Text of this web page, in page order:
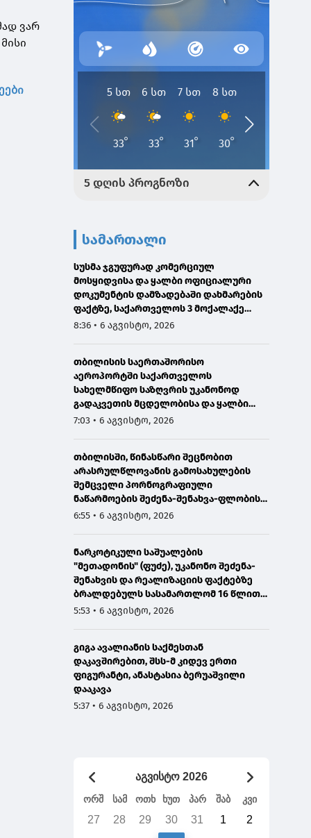
ვარ
სამართალი
სუსმა ჯგუფურად კომერციულ
მოსყიდვისა და ყალბი ოფიციალური
დოკუმენტის დამზადებაში დახმარების
ფაქტზე, საქართველოს 3 მოქალაქე
დააკავეს
8:36 • 6 აგვისტო, 2026
თბილისის საერთაშორისო
აეროპორტში საქართველოს
სახელმწიფო საზღვრის უკანონოდ
გადაკვეთის მცდელობისა და ყალბი
დოკუმენტების გამოყენების
7:03 • 6 აგვისტო, 2026
თბილისში, წინასწარი შეცნობით
არასრულწლოვანის გამოსახულების
შემცველი პორნოგრაფიული
ნაწარმოების შეძენა-შენახვა-ფლობისა
და გავრცელებისთვის
6:55 • 6 აგვისტო, 2026
ნარკოტიკული საშუალების
"მეთადონის" (ფუძე), უკანონო შეძენა-
შენახვის და რეალიზაციის ფაქტებზე
ბრალდებულს სასამართლომ 16 წლით
პატიმრობა მიუსაჯა
5:53 • 6 აგვისტო, 2026
გიგა ავალიანის საქმესთან
დაკავშირებით, შსს-მ კიდევ ერთი
ფიგურანტი, ანასტასია ბერუაშვილი
დააკავა
5:37 • 6 აგვისტო, 2026
აგვისტო 2026
ორშ სამ ოთხ ხუთ პარ შაბ კვი
27 28 29 30 31 1 2